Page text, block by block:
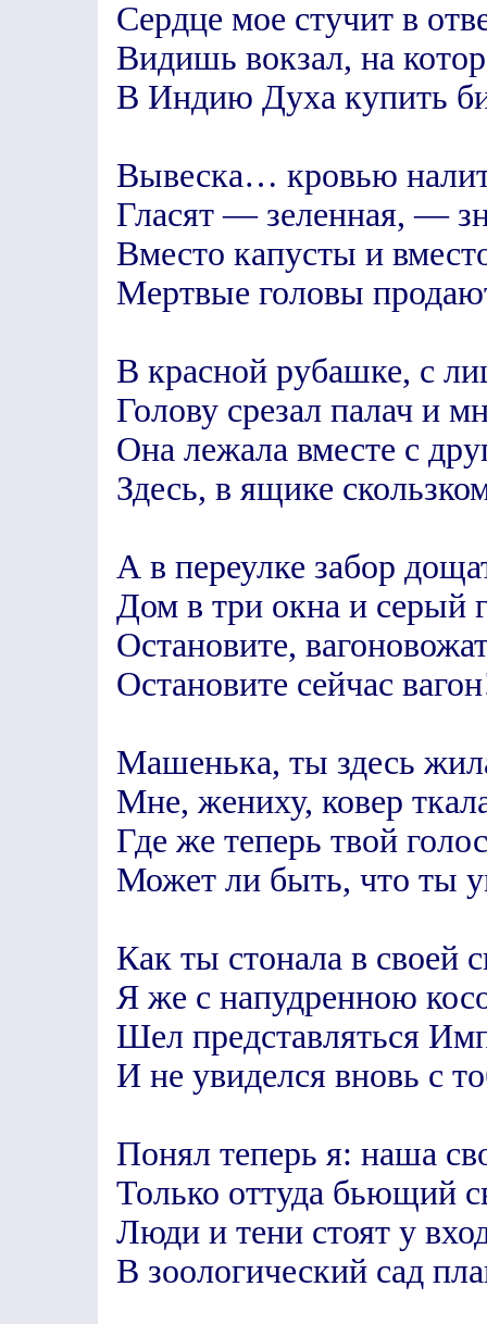
Сердце мое стучит в
Видишь вокзал, на
В Индию Духа купить
Вывеска… кровью
Гласят — зеленная, —
Вместо капусты и
Мертвые головы
В красной рубашке, с
Голову срезал палач и
Она лежала вместе с
Здесь, в ящике
А в переулке забор
Дом в три окна и серый
Остановите,
Остановите сейчас
Машенька, ты здесь
Мне, жениху, ковер
Где же теперь твой
Может ли быть, что ты
Как ты стонала в своей
Я же с напудренною
Шел представляться
И не увиделся вновь с
Понял теперь я: наша
Только оттуда бьющий
Люди и тени стоят у
В зоологический сад